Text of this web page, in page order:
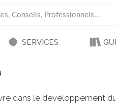
SERVICES
dans le développement